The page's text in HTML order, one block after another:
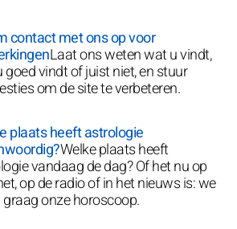
contact met ons op voor
Laat ons weten wat u vindt,
goed vindt of juist niet, en stuur
om de site te verbeteren.
plaats heeft astrologie
Welke plaats heeft
vandaag de dag? Of het nu op
op de radio of in het nieuws is: we
graag onze horoscoop.